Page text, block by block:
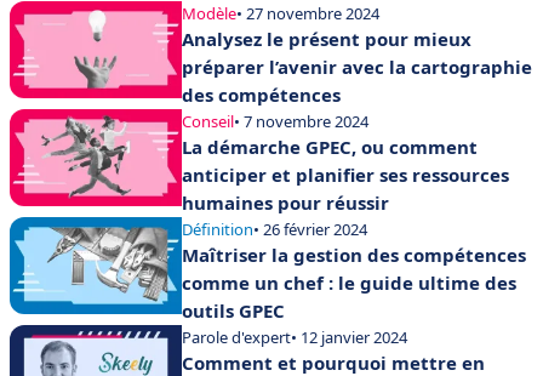
Modèle• 27 novembre 2024
Analysez le présent pour mieux
préparer l’avenir avec la cartographie
des compétences
Conseil• 7 novembre 2024
La démarche GPEC, ou comment
anticiper et planifier ses ressources
humaines pour réussir
Définition• 26 février 2024
Maîtriser la gestion des compétences
comme un chef : le guide ultime des
outils GPEC
Parole d'expert• 12 janvier 2024
Comment et pourquoi mettre en